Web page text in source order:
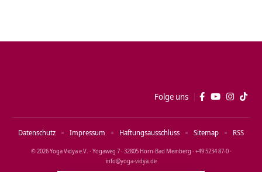
Folge uns
© 2026 Yoga Vidya e.V. · Yogaweg 7 · 32805 Horn‑Bad Meinberg · +49 5234 87‑0 ·
info@yoga‑vidya.de
Datenschutz Impressum Haftungsausschluss Sitemap RSS